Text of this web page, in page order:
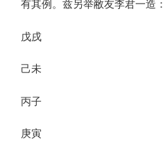
有其例。兹另举敝友李君一造：
戊戌
己未
丙子
庚寅